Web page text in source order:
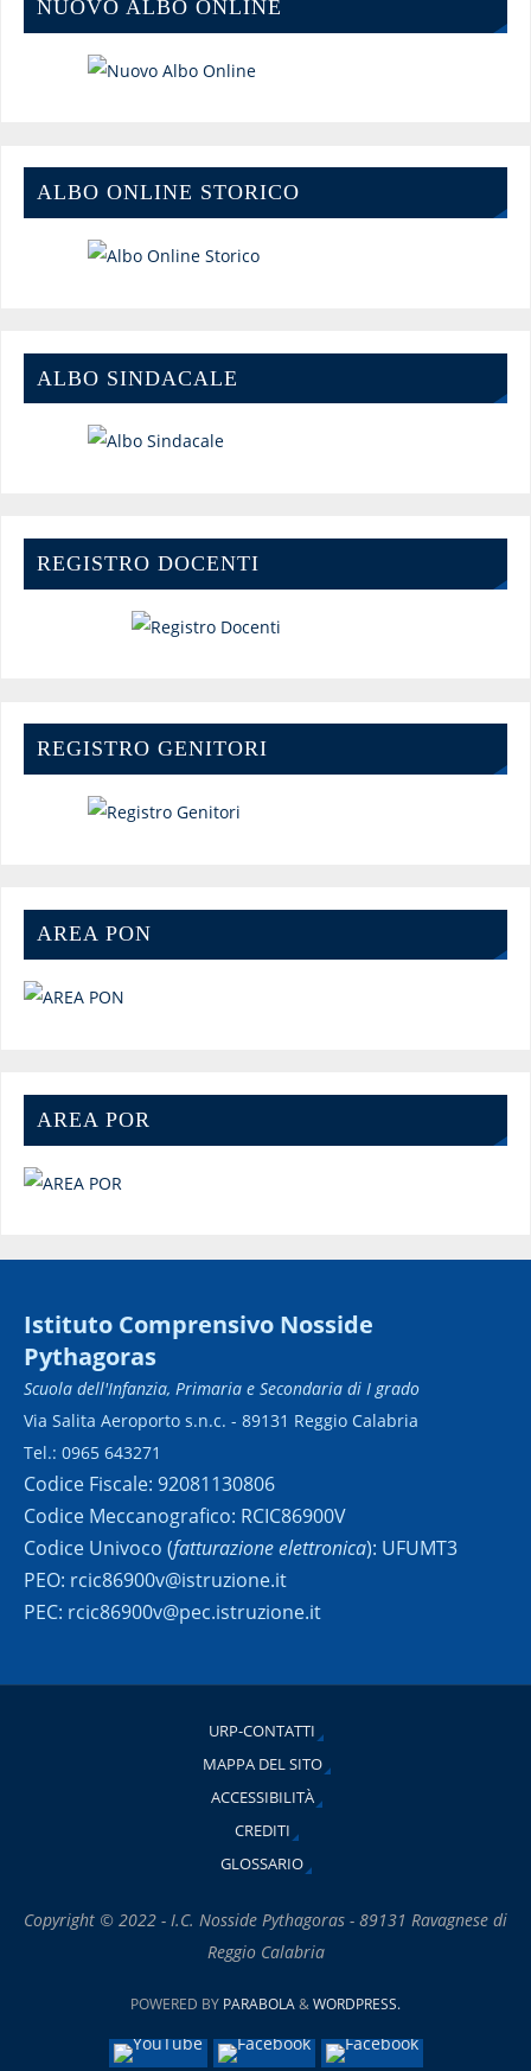
NUOVO ALBO ONLINE
ALBO ONLINE STORICO
ALBO SINDACALE
REGISTRO DOCENTI
REGISTRO GENITORI
AREA PON
AREA POR
Istituto Comprensivo Nosside
Pythagoras
Scuola dell'Infanzia, Primaria e Secondaria di I grado
Via Salita Aeroporto s.n.c. - 89131 Reggio Calabria
Tel.: 0965 643271
Codice Fiscale: 92081130806
Codice Meccanografico: RCIC86900V
Codice Univoco (fatturazione elettronica): UFUMT3
PEO: rcic86900v@istruzione.it
PEC: rcic86900v@pec.istruzione.it
URP-CONTATTI
MAPPA DEL SITO
ACCESSIBILITÀ
CREDITI
GLOSSARIO
Copyright © 2022 - I.C. Nosside Pythagoras - 89131 Ravagnese di
Reggio Calabria
POWERED BY PARABOLA&WORDPRESS.